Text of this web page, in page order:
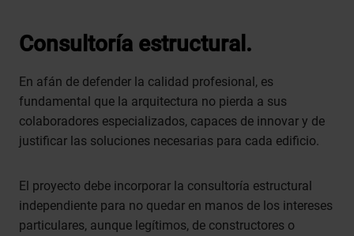
Consultoría estructural.
En afán de defender la calidad profesional, es
fundamental que la arquitectura no pierda a sus
colaboradores especializados, capaces de innovar y de
justificar las soluciones necesarias para cada edificio.
El proyecto debe incorporar la consultoría estructural
independiente para no quedar en manos de los intereses
particulares, aunque legítimos, de constructores o